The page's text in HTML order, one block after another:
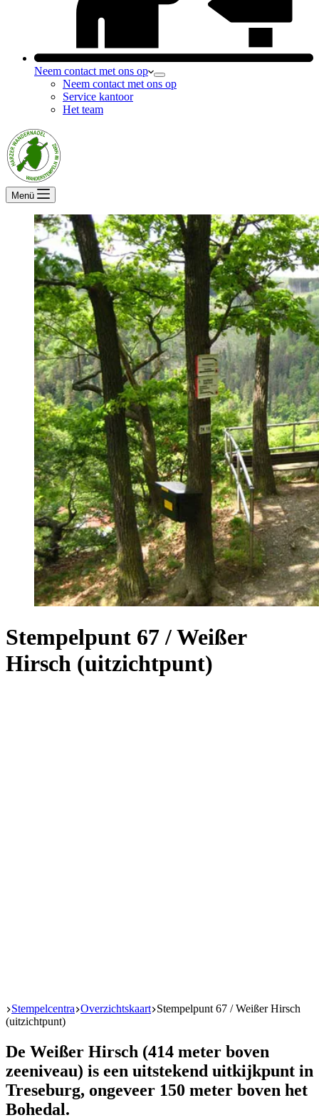
Neem contact met ons op
Neem contact met ons op
Service kantoor
Het team
Menü
Stempelpunt 67 / Weißer
Hirsch (uitzichtpunt)
Start
Stempelcentra Overzichtskaart Stempelpunt 67 / Weißer Hirsch
(uitzichtpunt)
De Weißer Hirsch (414 meter boven
zeeniveau) is een uitstekend uitkijkpunt in
Treseburg, ongeveer 150 meter boven het
Bohedal.